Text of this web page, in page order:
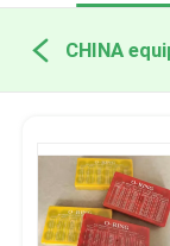
CHINA